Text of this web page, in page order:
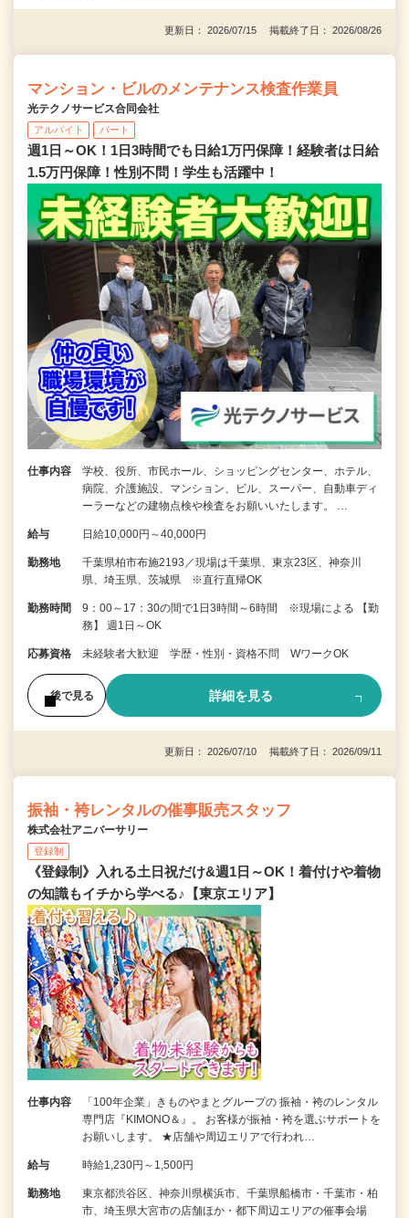
更新日： 2026/07/15 掲載終了日： 2026/08/26
マンション・ビルのメンテナンス検査作業員
光テクノサービス合同会社
アルバイト パート
週1日～OK！1日3時間でも日給1万円保障！経験者は日給
1.5万円保障！性別不問！学生も活躍中！
仕事内容
学校、役所、市民ホール、ショッピングセンター、ホテル、
病院、介護施設、マンション、ビル、スーパー、自動車ディ
ーラーなどの建物点検や検査をお願いいたします。 …
給与 日給10,000円～40,000円
勤務地
千葉県柏市布施2193／現場は千葉県、東京23区、神奈川
県、埼玉県、茨城県 ※直行直帰OK
勤務時間
9：00～17：30の間で1日3時間～6時間 ※現場による 【勤
務】 週1日～OK
応募資格 未経験者大歓迎 学歴・性別・資格不問 WワークOK
後で見る 詳細を見る
更新日： 2026/07/10 掲載終了日： 2026/09/11
振袖・袴レンタルの催事販売スタッフ
株式会社アニバーサリー
登録制
《登録制》入れる土日祝だけ&週1日～OK！着付けや着物
の知識もイチから学べる♪【東京エリア】
仕事内容
「100年企業」きものやまとグループの 振袖・袴のレンタル
専門店『KIMONO＆』。 お客様が振袖・袴を選ぶサポートを
お願いします。 ★店舗や周辺エリアで行われ…
給与 時給1,230円～1,500円
勤務地
東京都渋谷区、神奈川県横浜市、千葉県船橋市・千葉市・柏
市、埼玉県大宮市の店舗ほか・都下周辺エリアの催事会場